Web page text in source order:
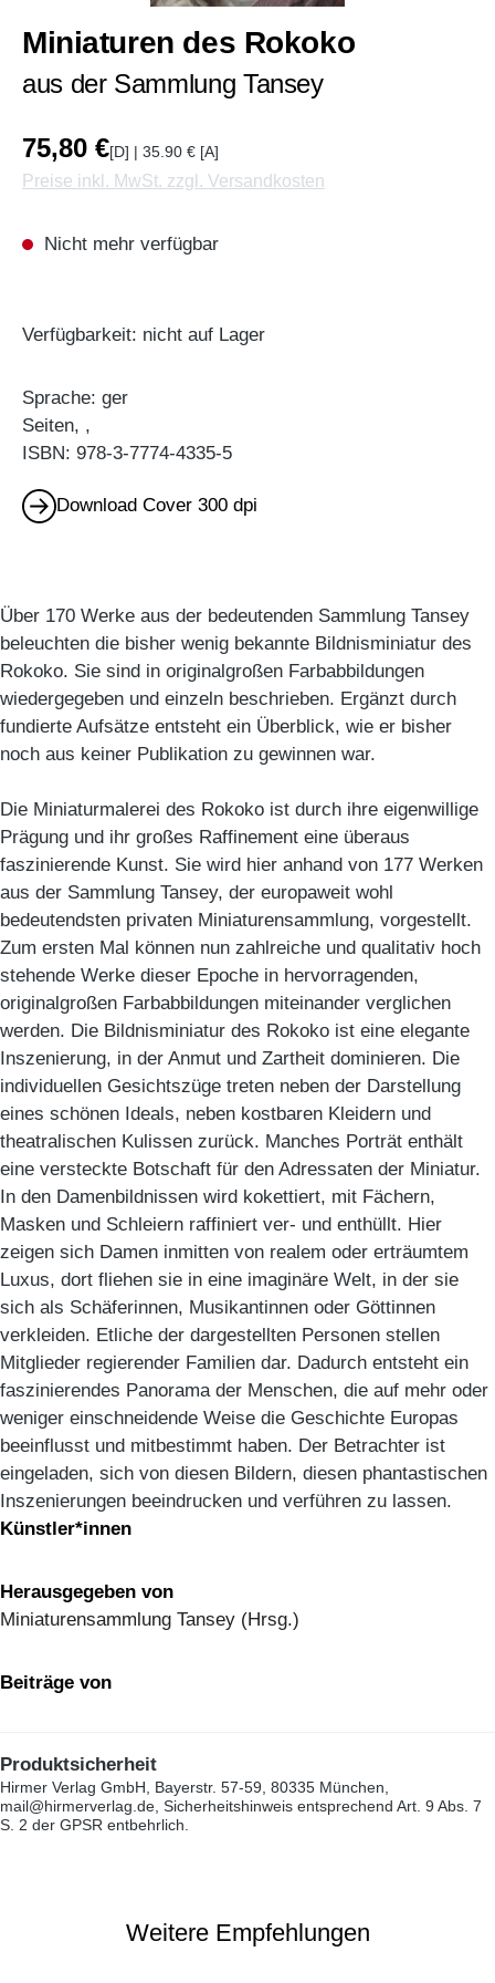
Miniaturen des Rokoko
aus der Sammlung Tansey
75,80 €[D] | 35.90 € [A]
Preise inkl. MwSt. zzgl. Versandkosten
Nicht mehr verfügbar
Verfügbarkeit: nicht auf Lager
Sprache: ger
Seiten, ,
ISBN: 978-3-7774-4335-5
Download Cover 300 dpi
Über 170 Werke aus der bedeutenden Sammlung Tansey
beleuchten die bisher wenig bekannte Bildnisminiatur des
Rokoko. Sie sind in originalgroßen Farbabbildungen
wiedergegeben und einzeln beschrieben. Ergänzt durch
fundierte Aufsätze entsteht ein Überblick, wie er bisher
noch aus keiner Publikation zu gewinnen war.
Die Miniaturmalerei des Rokoko ist durch ihre eigenwillige
Prägung und ihr großes Raffinement eine überaus
faszinierende Kunst. Sie wird hier anhand von 177 Werken
aus der Sammlung Tansey, der europaweit wohl
bedeutendsten privaten Miniaturensammlung, vorgestellt.
Zum ersten Mal können nun zahlreiche und qualitativ hoch
stehende Werke dieser Epoche in hervorragenden,
originalgroßen Farbabbildungen miteinander verglichen
werden. Die Bildnisminiatur des Rokoko ist eine elegante
Inszenierung, in der Anmut und Zartheit dominieren. Die
individuellen Gesichtszüge treten neben der Darstellung
eines schönen Ideals, neben kostbaren Kleidern und
theatralischen Kulissen zurück. Manches Porträt enthält
eine versteckte Botschaft für den Adressaten der Miniatur.
In den Damenbildnissen wird kokettiert, mit Fächern,
Masken und Schleiern raffiniert ver- und enthüllt. Hier
zeigen sich Damen inmitten von realem oder erträumtem
Luxus, dort fliehen sie in eine imaginäre Welt, in der sie
sich als Schäferinnen, Musikantinnen oder Göttinnen
verkleiden. Etliche der dargestellten Personen stellen
Mitglieder regierender Familien dar. Dadurch entsteht ein
faszinierendes Panorama der Menschen, die auf mehr oder
weniger einschneidende Weise die Geschichte Europas
beeinflusst und mitbestimmt haben. Der Betrachter ist
eingeladen, sich von diesen Bildern, diesen phantastischen
Inszenierungen beeindrucken und verführen zu lassen.
Künstler*innen
Herausgegeben von
Miniaturensammlung Tansey (Hrsg.)
Beiträge von
Produktsicherheit
Hirmer Verlag GmbH, Bayerstr. 57-59, 80335 München,
mail@hirmerverlag.de, Sicherheitshinweis entsprechend Art. 9 Abs. 7
S. 2 der GPSR entbehrlich.
Weitere Empfehlungen